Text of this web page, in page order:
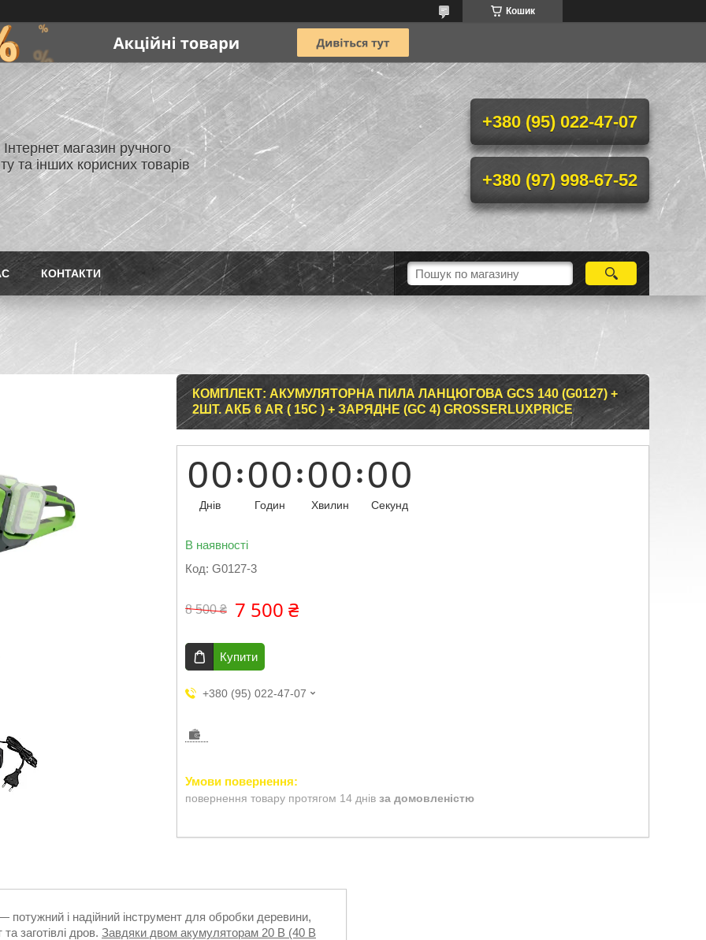
Кошик
магазин ручного
та інших корисних товарів
+380 (95) 022-47-07
+380 (97) 998-67-52
КОНТАКТИ
КОМПЛЕКТ: АКУМУЛЯТОРНА ПИЛА ЛАНЦЮГОВА GCS 140 (G0127) +
2ШТ. АКБ 6 AR ( 15C ) + ЗАРЯДНЕ (GC 4) GROSSERLUXPRICE
00
Днів
00
Годин
00
Хвилин
00
Секунд
В наявності
Код: G0127-3
8 500 ₴ 7 500 ₴
Купити
+380 (95) 022-47-07
повернення товару протягом 14 днів за домовленістю
потужний і надійний інструмент для обробки деревини,
заготівлі дров. Завдяки двом акумуляторам 20 В (40 В